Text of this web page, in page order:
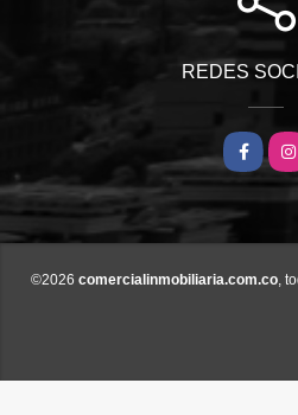
REDES
©2026 comercialinmobiliaria.com.co ,